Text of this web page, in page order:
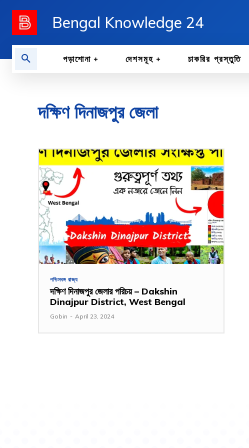
Bengal Knowledge 24
পড়াশোনা দেশসমূহ চাকরির প্রস্তুতি
দক্ষিণ দিনাজপুর জেলা
পশ্চিমবঙ্গ রাজ্য
দক্ষিণ দিনাজপুর জেলার পরিচয় – Dakshin
Dinajpur District, West Bengal
Gobin - April 23, 2024